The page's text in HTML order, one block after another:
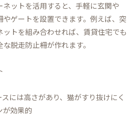
ットを活用すると、手軽に玄関や
やゲートを設置できます。例えば、突
ットを組み合わせれば、賃貸住宅でも
脱走防止柵が作れます。
には高さがあり、猫がすり抜けにく
が効果的